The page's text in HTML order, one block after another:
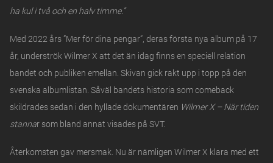
ha kul i två och en halv timme.”
Med 2022 års ”Mer för dina pengar”, deras första nya album på 17
år, underströk Wilmer X att det än idag finns en speciell relation
bandet och publiken emellan. Skivan gick rakt upp i topp på den
svenska albumlistan. Såväl bandets historia som comeback
skildrades sedan i den hyllade dokumentären Wilmer X – När tiden
stannar som bland annat visades på SVT.
Återkomsten gav mersmak. Nu är nämligen Wilmer X klara med ett